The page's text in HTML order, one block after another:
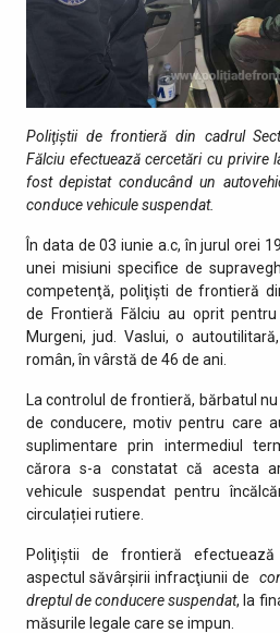
Poliţiştii de frontieră din cadrul
Fălciu efectuează cercetări cu privire
fost depistat conducând un
conduce vehicule suspendat.
În data de 03 iunie a.c, în jurul orei
unei misiuni specifice de
competenţă, poliţiști de frontieră
de Frontieră Fălciu au oprit
Murgeni, jud. Vaslui, o
român, în vârstă de 46 de ani.
La controlul de frontieră, bărbatul
de conducere, motiv pentru care
suplimentare prin intermediul
cărora s-a constatat că acesta
vehicule suspendat pentru
circulației rutiere.
Poliţiştii de frontieră
aspectul săvârşirii infracţiunii de
dreptul de conducere suspendat, la
măsurile legale care se impun.